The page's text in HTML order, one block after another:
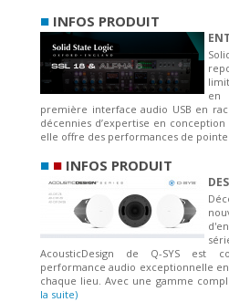
■ INFOS PRODUIT
en
première interface audio USB en
décennies d’expertise en
elle offre des performances de
■ ■ INFOS PRODUIT
AcousticDesign de Q-SYS est
performance audio exceptionnelle
chaque lieu. Avec une gamme
la suite)